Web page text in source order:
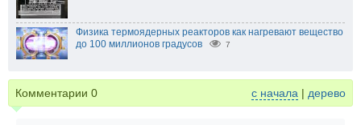
Физика термоядерных реакторов как нагревают вещество
до 100 миллионов градусов
7
Комментарии 0 с начала | дерево